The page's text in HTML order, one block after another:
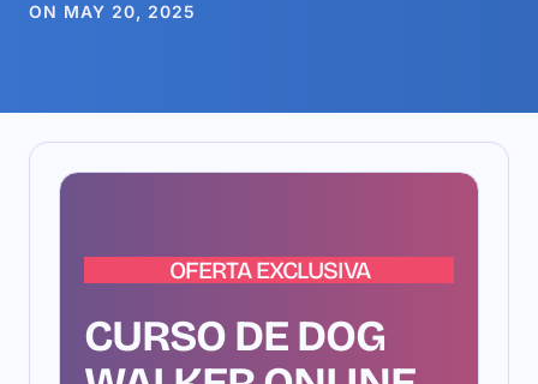
ON MAY 20, 2025
OFERTA EXCLUSIVA
CURSO DE DOG